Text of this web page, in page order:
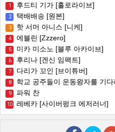
1 후드티 기가 [홀로라이브]
2 택배배송 [원본]
3 핫 서머 아니스 [니케]
4 에블린 [Zzzero]
5 미카 미소노 [블루 아카이브]
6 후리나 [겐신 임팩트]
7 다리가 꼬인 [브이튜버]
8 학교 공주들이 운동왕자를 기
9 파워 찬
10 레베카 [사이버펑크 에저러너]